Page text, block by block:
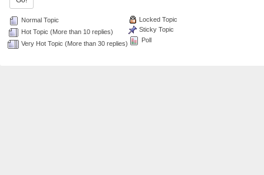
Normal Topic
Hot Topic (More than 10 replies)
Very Hot Topic (More than 30 replies)
Locked Topic
Sticky Topic
Poll